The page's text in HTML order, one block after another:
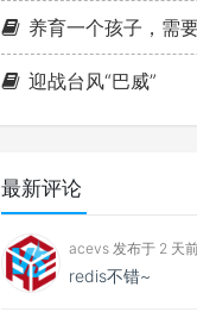
养育一个孩子，需
迎战台风“巴威”
最新评论
acevs 发布于 2 天
redis不错~